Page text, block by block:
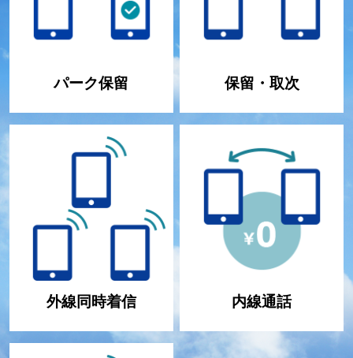
パーク保留 保留・取次
外線同時着信 内線通話